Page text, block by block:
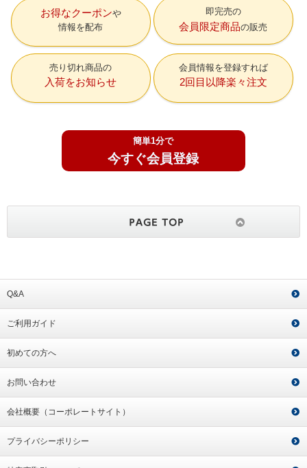
お得なクーポン
情報を配布
即完売の
会員限定商品の販売
売り切れ商品の
入荷をお知らせ
会員情報を登録すれば
2回目以降楽々注文
簡単1分で
今すぐ会員登録
Q&A
ご利用ガイド
初めての方へ
お問い合わせ
会社概要（コーポレートサイト）
プライバシーポリシー